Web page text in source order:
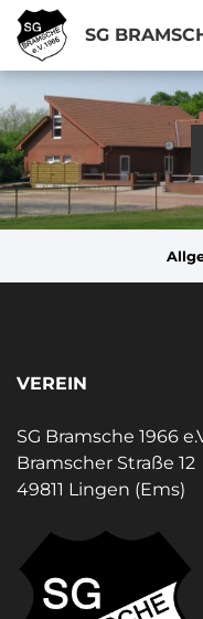
SG
VEREIN
SG Bramsche 1966
Bramscher Straße 12
49811 Lingen (Ems)